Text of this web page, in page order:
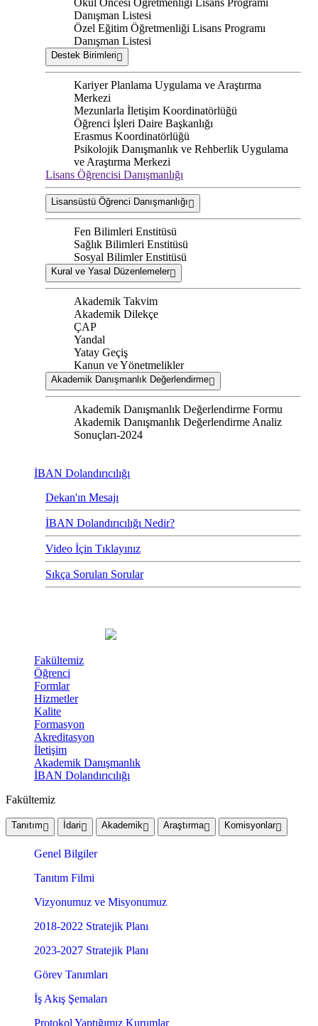
Okul Öncesi Öğretmenliği Lisans Programı
Danışman Listesi
Özel Eğitim Öğretmenliği Lisans Programı
Danışman Listesi
Destek Birimleri
Kariyer Planlama Uygulama ve Araştırma
Merkezi
Mezunlarla İletişim Koordinatörlüğü
Öğrenci İşleri Daire Başkanlığı
Erasmus Koordinatörlüğü
Psikolojik Danışmanlık ve Rehberlik Uygulama
ve Araştırma Merkezi
Lisans Öğrencisi Danışmanlığı
Lisansüstü Öğrenci Danışmanlığı
Fen Bilimleri Enstitüsü
Sağlık Bilimleri Enstitüsü
Sosyal Bilimler Enstitüsü
Kural ve Yasal Düzenlemeler
Akademik Takvim
Akademik Dilekçe
ÇAP
Yandal
Yatay Geçiş
Kanun ve Yönetmelikler
Akademik Danışmanlık Değerlendirme
Akademik Danışmanlık Değerlendirme Formu
Akademik Danışmanlık Değerlendirme Analiz
Sonuçları-2024
İBAN Dolandırıcılığı
Dekan'ın Mesajı
İBAN Dolandırıcılığı Nedir?
Video İçin Tıklayınız
Sıkça Sorulan Sorular
Fakültemiz
Öğrenci
Formlar
Hizmetler
Kalite
Formasyon
Akreditasyon
İletişim
Akademik Danışmanlık
İBAN Dolandırıcılığı
Fakültemiz
Tanıtım İdari Akademik Araştırma Komisyonlar
Genel Bilgiler
Tanıtım Filmi
Vizyonumuz ve Misyonumuz
2018-2022 Stratejik Planı
2023-2027 Stratejik Planı
Görev Tanımları
İş Akış Şemaları
Protokol Yaptığımız Kurumlar